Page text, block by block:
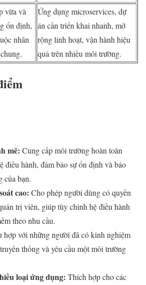
vừa và
ổn định,
nhân
Ứng dụng microservices, dự
án cần triển khai nhanh, mở
rộng linh hoạt, vận hành hiệu
quả trên nhiều môi trường.
mẽ: Cung cấp môi trường hoàn toàn
điều hành, đảm bảo sự ổn định và bảo
của bạn.
cao: Cho phép người dùng có quyền
trị viên, giúp tùy chỉnh hệ điều hành
theo nhu cầu.
hợp với những người đã có kinh nghiệm
thống và yêu cầu một môi trường
loại ứng dụng: Thích hợp cho các